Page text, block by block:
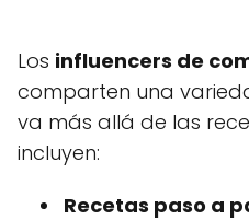
Los influencers de
comparten una
va más allá de las
incluyen:
Recetas paso a